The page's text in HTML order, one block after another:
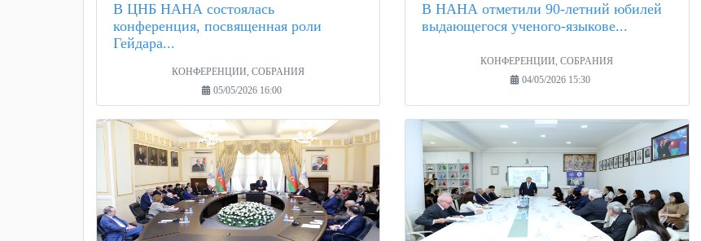
В ЦНБ НАНА состоялась
конференция, посвященная роли
Гейдара...
КОНФЕРЕНЦИИ, СОБРАНИЯ
05/05/2026 16:00
В НАНА отметили 90-летний юбилей
выдающегося ученого-языкове...
КОНФЕРЕНЦИИ, СОБРАНИЯ
04/05/2026 15:30